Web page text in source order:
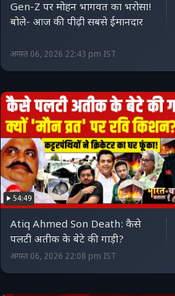
Gen-Z पर मोहन भागवत का भरोसा!
बोले- आज की पीढ़ी सबसे ईमानदार
अगस्त 06, 2026 22:43 pm IST
54:49
Atiq Ahmed Son Death: कैसे
पलटी अतीक के बेटे की गाड़ी?
अगस्त 06, 2026 22:08 pm IST